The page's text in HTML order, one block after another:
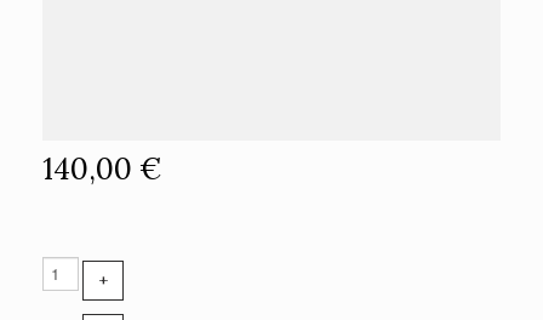
140,00 €
+